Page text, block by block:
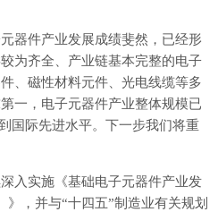
器件产业发展成绩斐然，已经形
为齐全、产业链基本完整的电子
、磁性材料元件、光电线缆等多
一，电子元器件产业整体规模已
国际先进水平。下一步我们将重
入实施《基础电子元器件产业发
，并与“十四五”制造业有关规划